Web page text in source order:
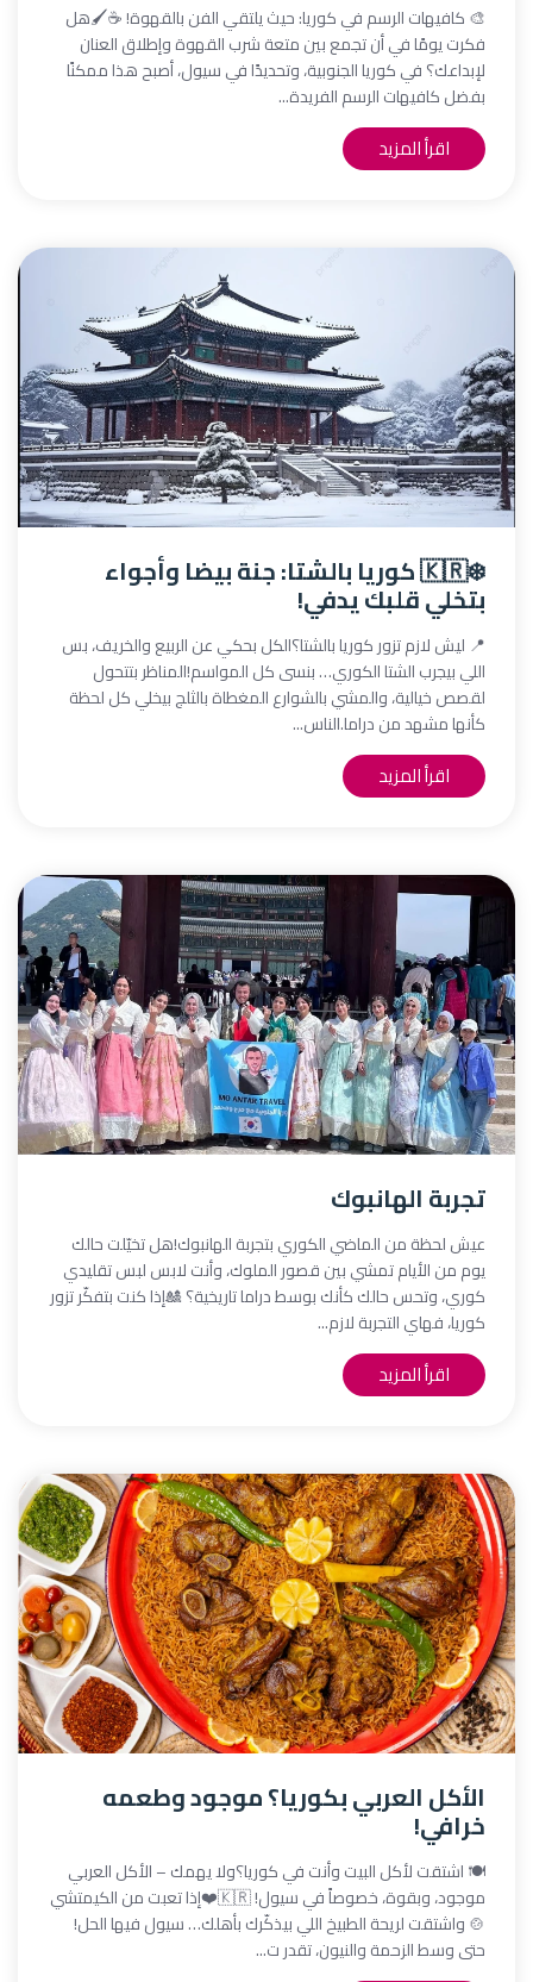
🎨 كافيهات الرسم في كوريا: حيث يلتقي الفن بالقهوة! ☕🖌️هل
فكرت يومًا في أن تجمع بين متعة شرب القهوة وإطلاق العنان
لإبداعك؟ في كوريا الجنوبية، وتحديدًا في سيول، أصبح هذا ممكنًا
بفضل كافيهات الرسم الفريدة...
اقرأ المزيد
❄️🇰🇷 كوريا بالشتا: جنة بيضا وأجواء
بتخلي قلبك يدفي!
📍 ليش لازم تزور كوريا بالشتا؟الكل بحكي عن الربيع والخريف، بس
اللي بيجرب الشتا الكوري… بنسى كل المواسم!المناظر بتتحول
لقصص خيالية، والمشي بالشوارع المغطاة بالثلج بيخلي كل لحظة
كأنها مشهد من دراما.الناس...
اقرأ المزيد
تجربة الهانبوك
عيش لحظة من الماضي الكوري بتجربة الهانبوك!هل تخيّلت حالك
يوم من الأيام تمشي بين قصور الملوك، وأنت لابس لبس تقليدي
كوري، وتحس حالك كأنك بوسط دراما تاريخية؟ 🎎إذا كنت بتفكّر تزور
كوريا، فهاي التجربة لازم...
اقرأ المزيد
الأكل العربي بكوريا؟ موجود وطعمه
خرافي!
🍽️ اشتقت لأكل البيت وأنت في كوريا؟ولا يهمك – الأكل العربي
موجود، وبقوة، خصوصاً في سيول! 🇰🇷❤️إذا تعبت من الكيمتشي
🍲 واشتقت لريحة الطبيخ اللي بيذكّرك بأهلك… سيول فيها الحل!
حتى وسط الزحمة والنيون، تقدر ت...